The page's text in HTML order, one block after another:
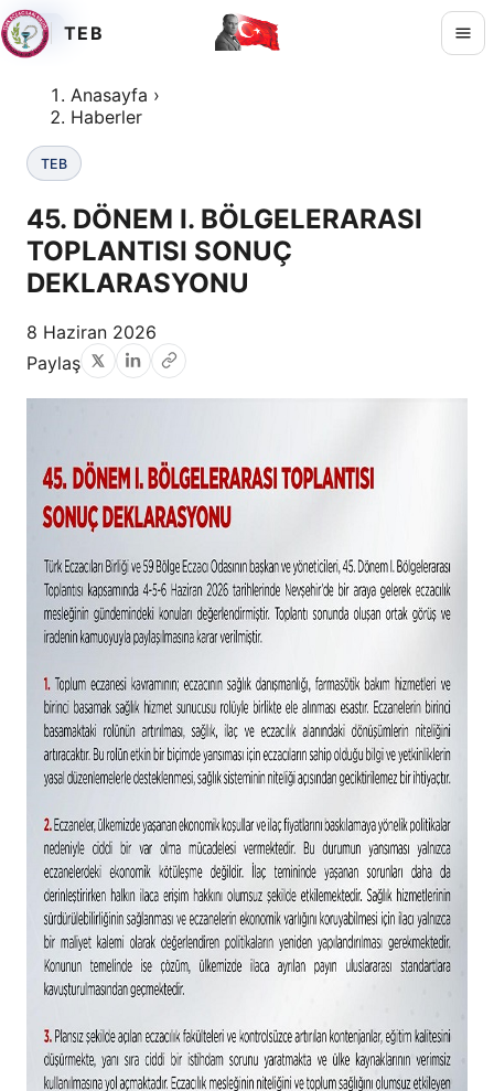
TEB
Anasayfa ›
Haberler
TEB
45. DÖNEM I. BÖLGELERARASI
TOPLANTISI SONUÇ
DEKLARASYONU
8 Haziran 2026
Paylaş
TEB
TEB
TEB